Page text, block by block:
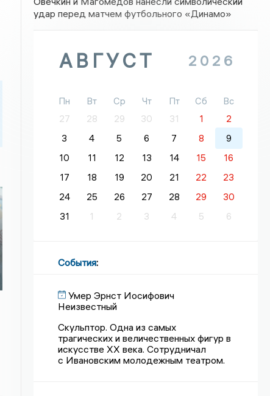
удар перед матчем футбольного «Динамо»
АВГУСТ 2026
Пн Вт Ср Чт Пт Сб
Вс
27
28 29 30 31 1
2
3
4 5 6 7 8
9
10
11 12 13 14 15
16
17
18 19 20 21 22
23
24
25 26 27 28 29
30
31
1 2 3 4 5 6
События:
Умер Эрнст Иосифович
Неизвестный
Скульптор. Одна из самых
трагических и величественных фигур в
искусстве XX века. Сотрудничал
с Ивановским молодежным театром.